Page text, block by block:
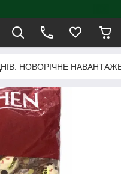
НОВОРІЧНЕ